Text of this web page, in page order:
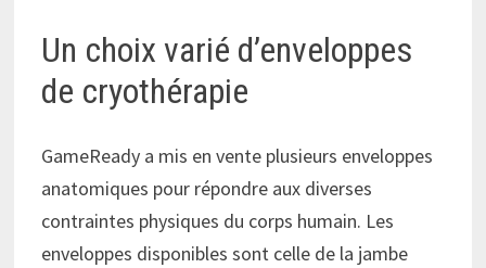
Un choix varié d’enveloppes
de cryothérapie
GameReady a mis en vente plusieurs enveloppes
anatomiques pour répondre aux diverses
contraintes physiques du corps humain. Les
enveloppes disponibles sont celle de la jambe